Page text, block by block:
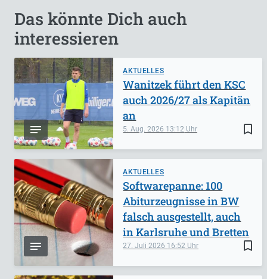
Das könnte Dich auch
interessieren
AKTUELLES
bookmark_border
5. Aug. 2026 13:12
Wanitzek führt den KSC
auch 2026/27 als Kapitän
an
AKTUELLES
bookmark_border
27. Juli 2026 16:52
Softwarepanne: 100
Abiturzeugnisse in BW
falsch ausgestellt, auch
in Karlsruhe und Bretten